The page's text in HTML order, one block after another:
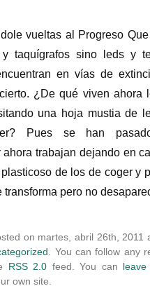
vueltas al Progreso
taquígrafos sino leds y
en vías de
¿De qué viven ahora
una hoja mustia de
Pues se han
ahora trabajan dejando en
de los de coger y
transforma pero no
on martes, abril 26th, 2011
. You can follow any
RSS 2.0 feed. You can
own site.